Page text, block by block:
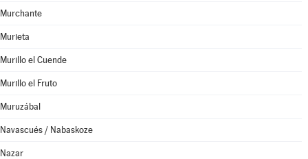
Murchante
Murieta
Murillo el Cuende
Murillo el Fruto
Muruzábal
Navascués / Nabaskoze
Nazar